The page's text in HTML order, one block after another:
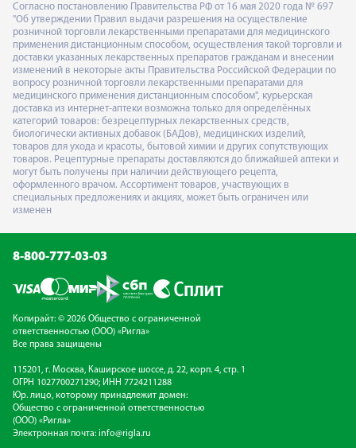
Согласно постановлению Правительства РФ от 16 мая 2020 года № 697
"Об утверждении Правил выдачи разрешения на осуществление
розничной торговли лекарственными препаратами для медицинского
применения дистанционным способом, осуществления такой торговли и
доставки указанных лекарственных препаратов гражданам и внесении
изменений в некоторые акты Правительства Российской Федерации по
вопросу розничной торговли лекарственными препаратами для
медицинского применения дистанционным способом", курьерская
доставка из интернет-аптеки возможна только для определённых
категорий товаров: безрецептурных лекарственных средств,
биологически активных добавок (БАДов), медицинских изделий,
товаров для ухода и красоты, бытовой химии и других сопутствующих
товаров. Рецептурные препараты доставляются до ближайшей аптеки и
могут быть получены при наличии действующего рецепта,
оформленного врачом. Ассортимент товаров, участвующих в
специальных предложениях и акциях, может быть ограничен или
изменен
8-800-777-03-03
Копирайт: © 2026 Общество с ограниченной
ответственностью (ООО) «Ригла»
Все права защищены
115201, г. Москва, Каширское шоссе, д. 22, корп. 4, стр. 1
ОГРН 1027700271290; ИНН 7724211288
Юр. лицо, которому принадлежит домен:
Общество с ограниченной ответственностью
(ООО) «Ригла»
Электронная почта: info@rigla.ru